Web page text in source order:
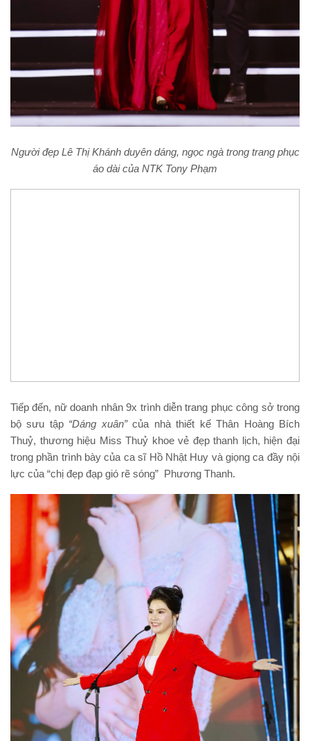
Người đẹp Lê Thị Khánh duyên dáng, ngọc ngà trong trang phục
áo dài của NTK Tony Phạm
Tiếp đến, nữ doanh nhân 9x trình diễn trang phục công sở trong
bộ sưu tập “Dáng xuân”của nhà thiết kế Thân Hoàng Bích
Thuỷ, thương hiệu Miss Thuỷ khoe vẻ đẹp thanh lịch, hiện đại
trong phần trình bày của ca sĩ Hồ Nhật Huy và giọng ca đầy nội
lực của “chị đẹp đạp gió rẽ sóng” Phương Thanh.